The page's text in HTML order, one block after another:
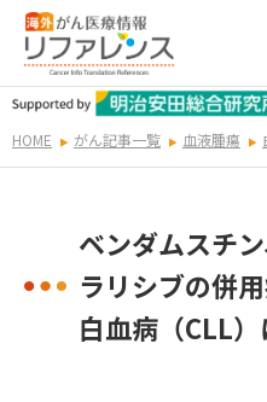
HOME がん記事一覧 血液腫瘍
ベンダムスチ
ラリシブの併
白血病（CLL